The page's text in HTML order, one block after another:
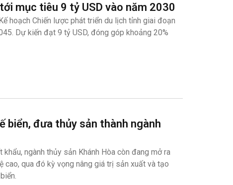
mục tiêu 9 tỷ USD vào năm 2030
hoạch Chiến lược phát triển du lịch tỉnh giai đoạn
Dự kiến đạt 9 tỷ USD, đóng góp khoảng 20%
biển, đưa thủy sản thành ngành
ngành thủy sản Khánh Hòa còn đang mở ra
cao, qua đó kỳ vọng nâng giá trị sản xuất và tạo